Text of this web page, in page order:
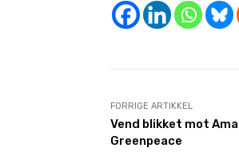
FORRIGE ARTIKKEL
Vend blikket mot
Greenpeace